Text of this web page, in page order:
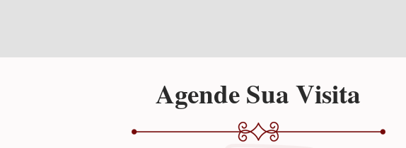
Agende Sua Visita